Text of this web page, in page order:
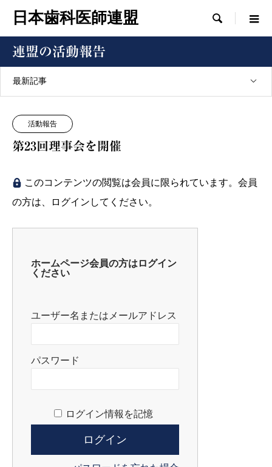
日本歯科医師連盟 
連盟の活動報告
最新記事
活動報告
第23回理事会を開催
このコンテンツの閲覧は会員に限られています。会員
の方は、ログインしてください。
ホームページ会員の方はログイン
ください
ユーザー名またはメールアドレス
パスワード
ログイン情報を記憶